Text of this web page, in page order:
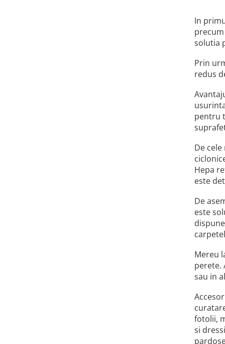
In
solutia
Prin
redus
pentru
De
Hepa
este
De
este
Mereu
perete.
sau in
fotolii,
si